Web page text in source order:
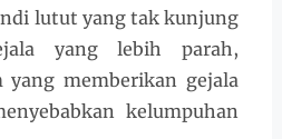
lutut yang tak kunjung
yang lebih parah,
yang memberikan gejala
kelumpuhan